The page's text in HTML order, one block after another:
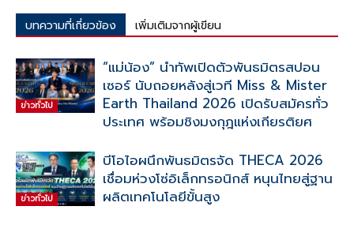
บทความที่เกี่ยวข้อง เพิ่มเติมจากผู้เขียน
ข่าวทั่วไป
“แม่น้อง” นำทัพเปิดตัวพันธมิตรสปอน
เซอร์ นับถอยหลังสู่เวที Miss & Mister
Earth Thailand 2026 เปิดรับสมัครทั่ว
ประเทศ พร้อมชิงมงกุฎแห่งเกียรติยศ
ข่าวทั่วไป
บีโอไอผนึกพันธมิตรจัด THECA 2026
เชื่อมห่วงโซ่อิเล็กทรอนิกส์ หนุนไทยสู่ฐาน
ผลิตเทคโนโลยีขั้นสูง